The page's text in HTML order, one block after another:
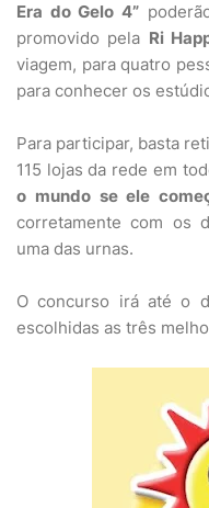
Era do Gelo 4”
promovido pela Ri
viagem, para quatro
para conhecer os
Para participar, basta
115 lojas da rede em
o mundo se ele
corretamente com os
uma das urnas.
O concurso irá até o
escolhidas as três